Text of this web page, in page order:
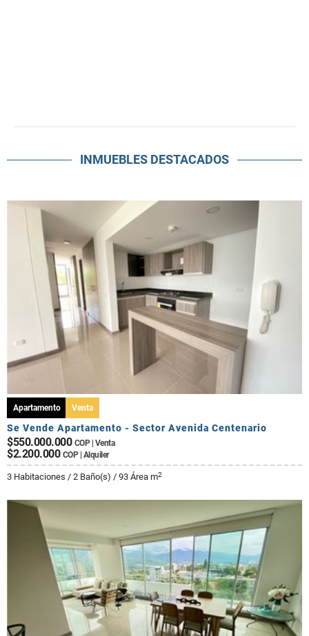
INMUEBLES DESTACADOS
Apartamento Venta
Se Vende Apartamento - Sector Avenida Centenario
$550.000.000 COP | Venta
$2.200.000 COP | Alquiler
3 Habitaciones / 2 Baño(s) / 93 Área m2